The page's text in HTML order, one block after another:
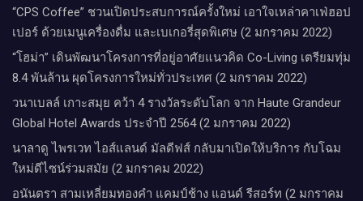
“CPS Coffee” ชวนเปิดประสบการณ์ครั้งใหม่ เอาใจเหล่าคาเฟ่ฮอป
เปอร์ ด้วยเมนูเครื่องดื่ม และเบเกอรี่สุดพิเศษ (2 มกราคม 2022)
“โฮม่า” เดินพัฒนาโครงการที่อยู่อาศัยแนวคิด Co-Living เตรียมทุ่ม
8.4 พันล้าน ผุดโครงการใหม่ทั่วประเทศ (2 มกราคม 2022)
วนาเบลล์ เกาะสมุย คว้า 4 รางวัลระดับโลก จาก Haute Grandeur
Global Hotel Awards ประจำปี 2564 (2 มกราคม 2022)
นาลาดู ไพรเวท ไอส์แลนด์ มัลดีฟส์ กลับมาเปิดให้บริการ กับโฉม
ใหม่ดีไซน์ร่วมสมัย (2 มกราคม 2022)
อนันตรา สามเหลี่ยมทองคำ แคมป์ช้าง แอนด์ รีสอร์ท (2 มกราคม